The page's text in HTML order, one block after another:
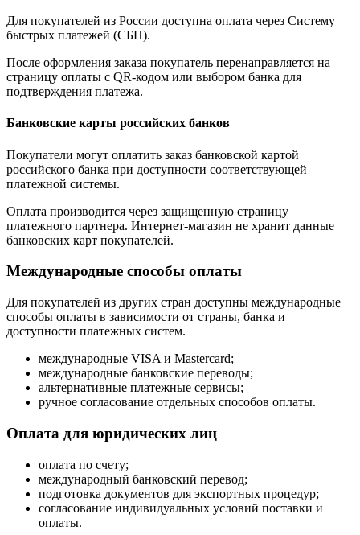
Для покупателей из России доступна оплата через Систему
быстрых платежей (СБП).
После оформления заказа покупатель перенаправляется на
страницу оплаты с QR-кодом или выбором банка для
подтверждения платежа.
Банковские карты российских банков
Покупатели могут оплатить заказ банковской картой
российского банка при доступности соответствующей
платежной системы.
Оплата производится через защищенную страницу
платежного партнера. Интернет-магазин не хранит данные
банковских карт покупателей.
Международные способы оплаты
Для покупателей из других стран доступны международные
способы оплаты в зависимости от страны, банка и
доступности платежных систем.
международные VISA и Mastercard;
международные банковские переводы;
альтернативные платежные сервисы;
ручное согласование отдельных способов оплаты.
Оплата для юридических лиц
оплата по счету;
международный банковский перевод;
подготовка документов для экспортных процедур;
согласование индивидуальных условий поставки и
оплаты.